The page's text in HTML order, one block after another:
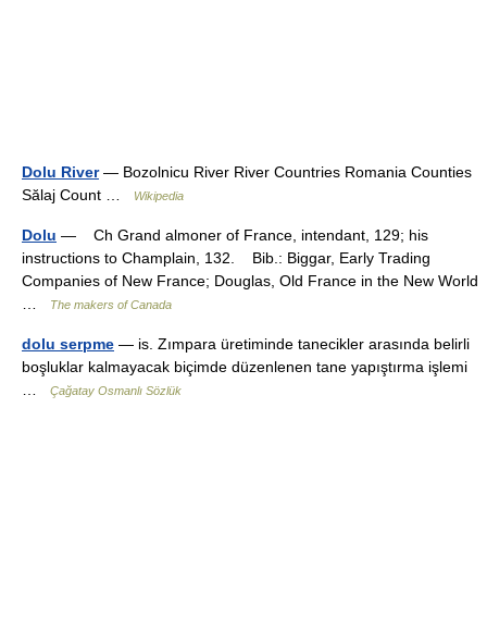
Dolu River— Bozolnicu River River Countries Romania Counties
Sălaj Count …
Wikipedia
Dolu — Ch Grand almoner of France, intendant, 129; his
instructions to Champlain, 132. Bib.: Biggar, Early Trading
Companies of New France; Douglas, Old France in the New World
The makers of Canada
dolu serpme — is. Zımpara üretiminde tanecikler arasında belirli
boşluklar kalmayacak biçimde düzenlenen tane yapıştırma işlemi
Çağatay Osmanlı Sözlük